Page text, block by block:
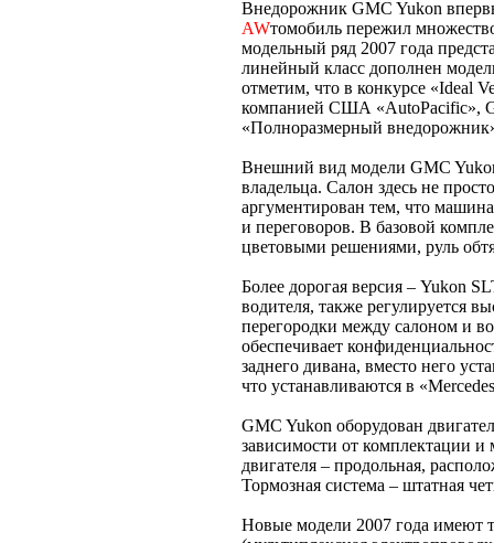
Внедорожник GMC Yukon
AWтомобиль пережил
модельный ряд 2007 года
линейный класс дополнен
отметим, что в конкурсе «Ideal
компанией США «AutoPacific»,
«Полноразмерный
Внешний вид модели GMC Yukon
владельца. Салон здесь не
аргументирован тем, что
и переговоров. В базовой
цветовыми решениями, руль
Более дорогая версия – Yukon
водителя, также регулируется
перегородки между салоном и
обеспечивает
заднего дивана, вместо него
что устанавливаются в
GMC Yukon оборудован
зависимости от комплектации
двигателя – продольная,
Тормозная система – штатная
Новые модели 2007 года имеют